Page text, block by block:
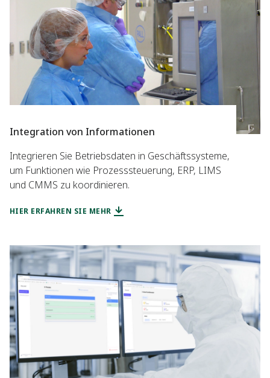
Integration von Informationen
Integrieren Sie Betriebsdaten in Geschäftssysteme,
um Funktionen wie Prozesssteuerung, ERP, LIMS
und CMMS zu koordinieren.
HIER ERFAHREN SIE MEHR